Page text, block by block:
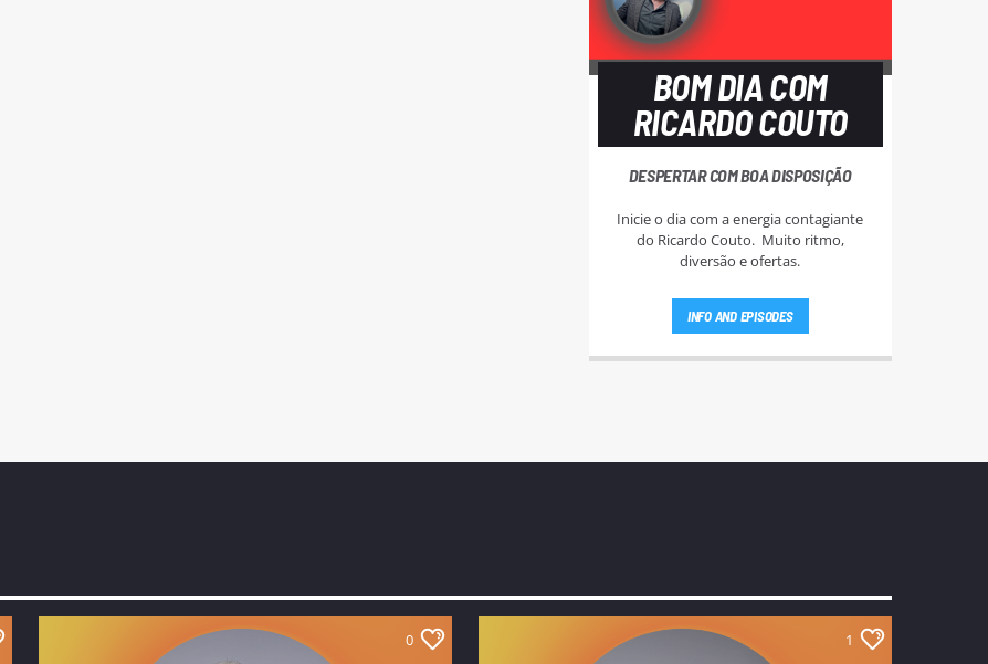
BOM DIA COM
RICARDO COUTO
DESPERTAR COM BOA DISPOSIÇÃO
Inicie o dia com a energia contagiante
do Ricardo Couto. Muito ritmo,
diversão e ofertas.
INFO AND EPISODES
0 1